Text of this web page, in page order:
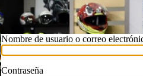
Nombre de usuario o correo
Contraseña